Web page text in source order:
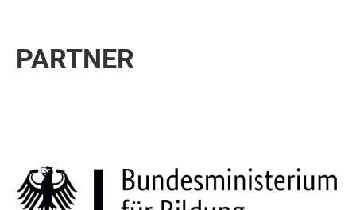
PARTNER